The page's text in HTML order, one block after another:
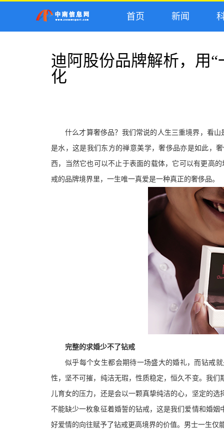
首页 新闻
迪阿股份品牌解析，用
化
什么才算奢侈品？我们常说的人生三重境界，看
是水，这是我们东方的禅意美学，奢侈品亦是如此，
西，当然它也可以不止于表面的载体，它可以有更高
戒的品牌境界里，一生唯一真爱是一种真正的奢侈品。
完整的求婚少不了钻戒
似乎每个女生都会期待一场盛大的婚礼，而钻戒
性，坚不可摧，纯洁无瑕，性质稳定，恒久不变。我
儿育女的压力，还是会以一颗真挚纯洁的心，坚定的
不能缺少一枚象征着婚誓的钻戒，这是我们爱情和婚
好爱情的向往赋予了钻戒更高境界的价值。男士一生仅